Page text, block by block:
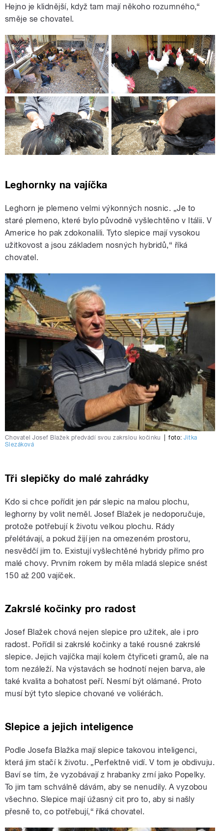
Hejno je klidnější, když tam mají někoho rozumného,“
směje se chovatel.
Leghornky na vajíčka
Leghorn je plemeno velmi výkonných nosnic. „Je to
staré plemeno, které bylo původně vyšlechtěno v Itálii. V
Americe ho pak zdokonalili. Tyto slepice mají vysokou
užitkovost a jsou základem nosných hybridů,“ říká
chovatel.
Chovatel Josef Blažek předvádí svou zakrslou kočinku foto:Jitka
Slezáková
Tři slepičky do malé zahrádky
Kdo si chce pořídit jen pár slepic na malou plochu,
leghorny by volit neměl. Josef Blažek je nedoporučuje,
protože potřebují k životu velkou plochu. Rády
přelétávají, a pokud žijí jen na omezeném prostoru,
nesvědčí jim to. Existují vyšlechtěné hybridy přímo pro
malé chovy. Prvním rokem by měla mladá slepice snést
150 až 200 vajíček.
Zakrslé kočinky pro radost
Josef Blažek chová nejen slepice pro užitek, ale i pro
radost. Pořídil si zakrslé kočinky a také rousné zakrslé
slepice. Jejich vajíčka mají kolem čtyřiceti gramů, ale na
tom nezáleží. Na výstavách se hodnotí nejen barva, ale
také kvalita a bohatost peří. Nesmí být olámané. Proto
musí být tyto slepice chované ve voliérách.
Slepice a jejich inteligence
Podle Josefa Blažka mají slepice takovou inteligenci,
která jim stačí k životu. „Perfektně vidí. V tom je obdivuju.
Baví se tím, že vyzobávají z hrabanky zrní jako Popelky.
To jim tam schválně dávám, aby se nenudily. A vyzobou
všechno. Slepice mají úžasný cit pro to, aby si našly
přesně to, co potřebují,“ říká chovatel.